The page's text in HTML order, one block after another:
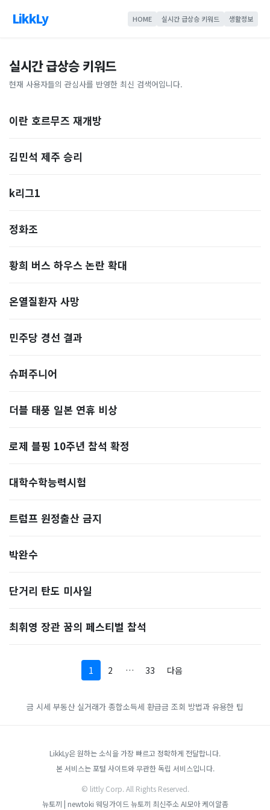
LikkLy HOME 실시간 급상승 키워드 생활정보
실시간 급상승 키워드
현재 사용자들의 관심사를 반영한 최신 검색어입니다.
이란 호르무즈 재개방
김민석 제주 승리
k리그1
정화조
황희 버스 하우스 논란 확대
온열질환자 사망
민주당 경선 결과
슈퍼주니어
더블 태풍 일본 연휴 비상
로제 블핑 10주년 참석 확정
대학수학능력시험
트럼프 원정출산 금지
박완수
단거리 탄도 미사일
최휘영 장관 꿈의 페스티벌 참석
1 2 … 33 다음
금 시세 부동산 실거래가 종합소득세 환급금 조회 방법과 유용한 팁
LikkLy은 원하는 소식을 가장 빠르고 정확하게 전달합니다.
본 서비스는 포털 사이트와 무관한 독립 서비스입니다.
© littly Corp. All Rights Reserved.
뉴토끼 | newtoki 웨딩가이드 뉴토끼 최신주소 AI모아 케이알좀